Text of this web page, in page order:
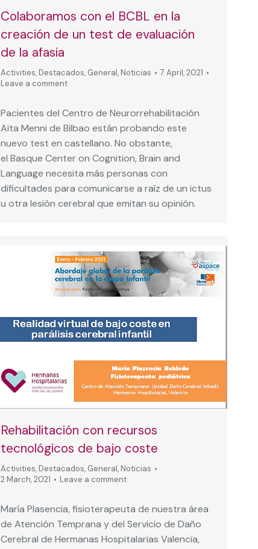
Colaboramos con el BCBL en la
creación de un test de evaluación
de la afasia
Activities, Destacados, General, Noticias
7 April, 2021
Leave a comment
Pacientes del Centro de Neurorrehabilitación
Aita Menni de Bilbao están probando este
nuevo test en castellano. No obstante,
el Basque Center on Cognition, Brain and
Language necesita más personas con
dificultades para comunicarse a raíz de un ictus
u otra lesión cerebral que emitan su opinión.
Rehabilitación con recursos
tecnológicos de bajo coste
Activities, Destacados, General, Noticias
2 March, 2021
Leave a comment
María Plasencia, fisioterapeuta de nuestra área
de Atención Temprana y del Servicio de Daño
Cerebral de Hermanas Hospitalarias Valencia,